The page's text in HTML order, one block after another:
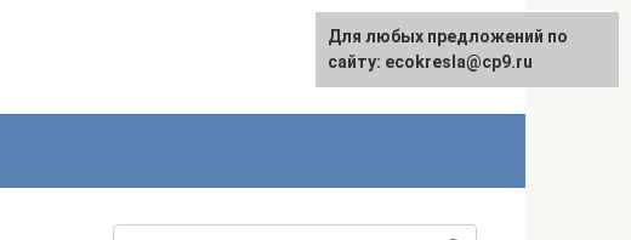
Для любых предложений по
сайту: ecokresla@cp9.ru